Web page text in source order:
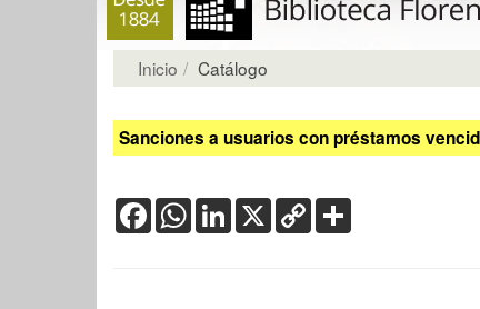
Inicio Catálogo
Sanciones a usuarios con préstamos
FacebookWhatsApp
LinkedIn
X Copy
Link